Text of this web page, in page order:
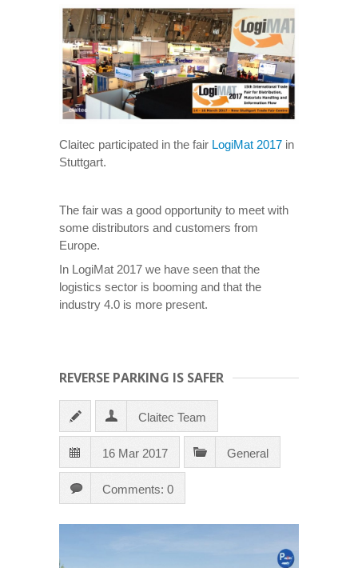
Claitec participated in the fair LogiMat 2017 in
Stuttgart.
The fair was a good opportunity to meet with
some distributors and customers from
Europe.
In LogiMat 2017 we have seen that the
logistics sector is booming and that the
industry 4.0 is more present.
REVERSE PARKING IS SAFER
Claitec Team
16 Mar 2017 General
Comments: 0